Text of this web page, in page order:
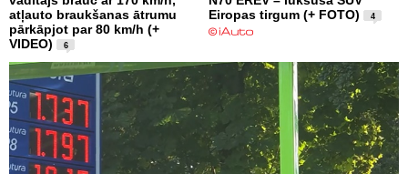
atļauto braukšanas ātrumu
pārkāpjot par 80 km/h (+
VIDEO)
6
Eiropas tirgum (+ FOTO)
4